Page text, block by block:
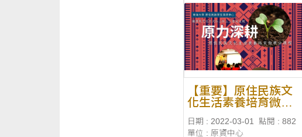
學習原民傳統樂舞、歌謠、
生活技藝，也學習了原住民
族....
【重要】原住民族文
化生活素養培育微學
日期 : 2022-03-01
點閱 : 882
單位 : 原資中心